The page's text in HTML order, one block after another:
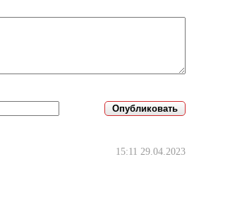
15:11 29.04.2023